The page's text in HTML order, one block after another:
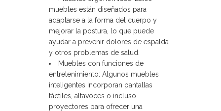
muebles están diseñados para
adaptarse a la forma del cuerpo y
mejorar la postura, lo que puede
ayudar a prevenir dolores de espalda
y otros problemas de salud.
Muebles con funciones de
entretenimiento: Algunos muebles
inteligentes incorporan pantallas
táctiles, altavoces o incluso
proyectores para ofrecer una